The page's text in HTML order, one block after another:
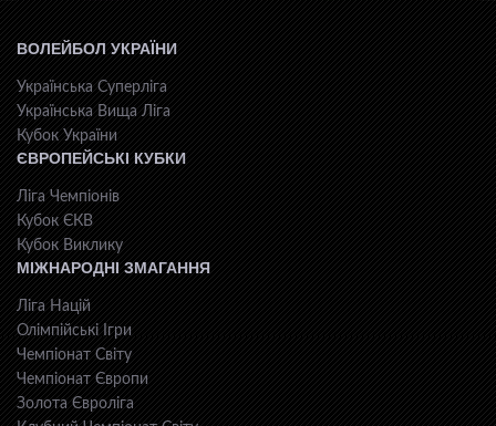
ВОЛЕЙБОЛ УКРАЇНИ
Українська Суперліга
Українська Вища Ліга
Кубок України
ЄВРОПЕЙСЬКІ КУБКИ
Ліга Чемпіонів
Кубок ЄКВ
Кубок Виклику
МІЖНАРОДНІ ЗМАГАННЯ
Ліга Націй
Олімпійські Ігри
Чемпіонат Світу
Чемпіонат Європи
Золота Євроліга